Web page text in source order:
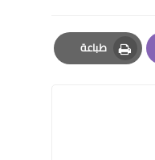
طباعة
Print